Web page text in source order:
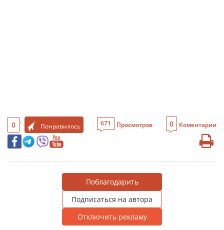
0 Понравилось 671 Просмотров 0 Коментарии
Поблагодарить
Подписаться на автора
Отключить рекламу